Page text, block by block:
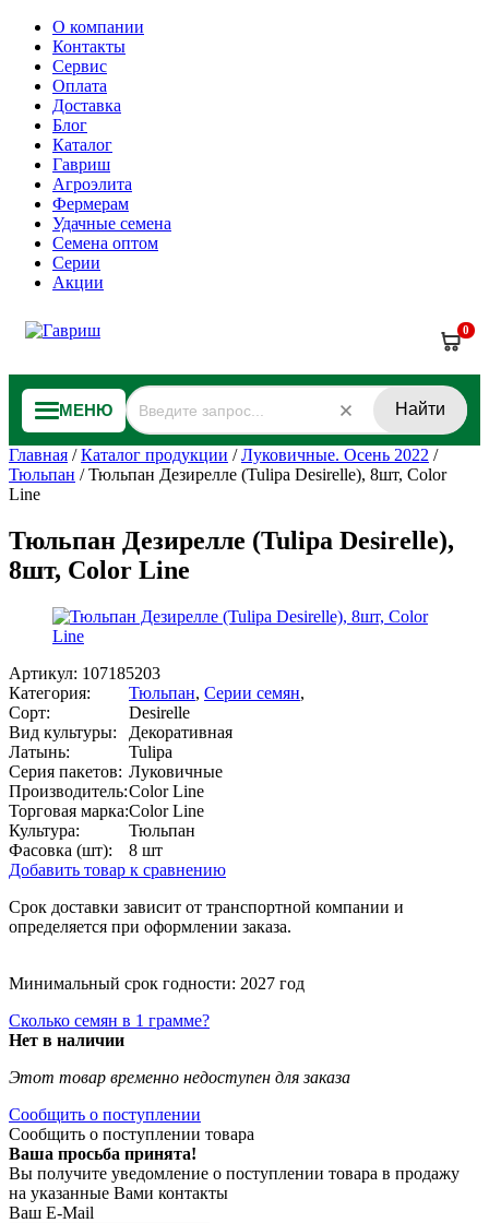
О компании
Контакты
Сервис
Оплата
Доставка
Блог
Каталог
Гавриш
Агроэлита
Фермерам
Удачные семена
Семена оптом
Серии
Акции
0
МЕНЮ Найти
Главная /Каталог продукции /Луковичные. Осень 2022 /
Тюльпан /Тюльпан Дезирелле (Tulipa Desirelle), 8шт, Color
Line
Тюльпан Дезирелле (Tulipa Desirelle),
8шт, Color Line
Артикул: 107185203
Категория:
Тюльпан, Серии семян,
Сорт:
Desirelle
Вид культуры:
Декоративная
Латынь:
Tulipa
Серия пакетов: Луковичные
Производитель:Color Line
Торговая марка:Color Line
Культура:
Тюльпан
Фасовка (шт):
8 шт
Добавить товар к сравнению
Срок доставки зависит от транспортной компании и
определяется при оформлении заказа.
Минимальный срок годности: 2027 год
Сколько семян в 1 грамме?
Нет в наличии
Этот товар временно недоступен для заказа
Сообщить о поступлении
Сообщить о поступлении товара
Ваша просьба принята!
Вы получите уведомление о поступлении товара в продажу
на указанные Вами контакты
Ваш E-Mail